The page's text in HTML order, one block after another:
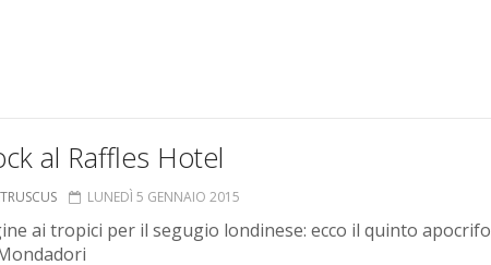
al Raffles Hotel
LUNEDÌ 5 GENNAIO 2015
ai tropici per il segugio londinese: ecco il quinto apocrifo